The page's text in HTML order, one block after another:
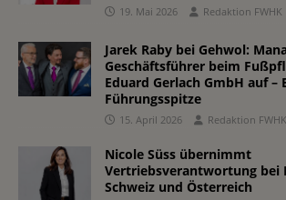
19. Mai 2026 Redaktion FWHK
Jarek Raby bei Gehwol:
Geschäftsführer beim
Eduard Gerlach GmbH auf –
Führungsspitze
15. April 2026 Redaktion FWHK
Nicole Süss übernimmt
Vertriebsverantwortung bei
Schweiz und Österreich